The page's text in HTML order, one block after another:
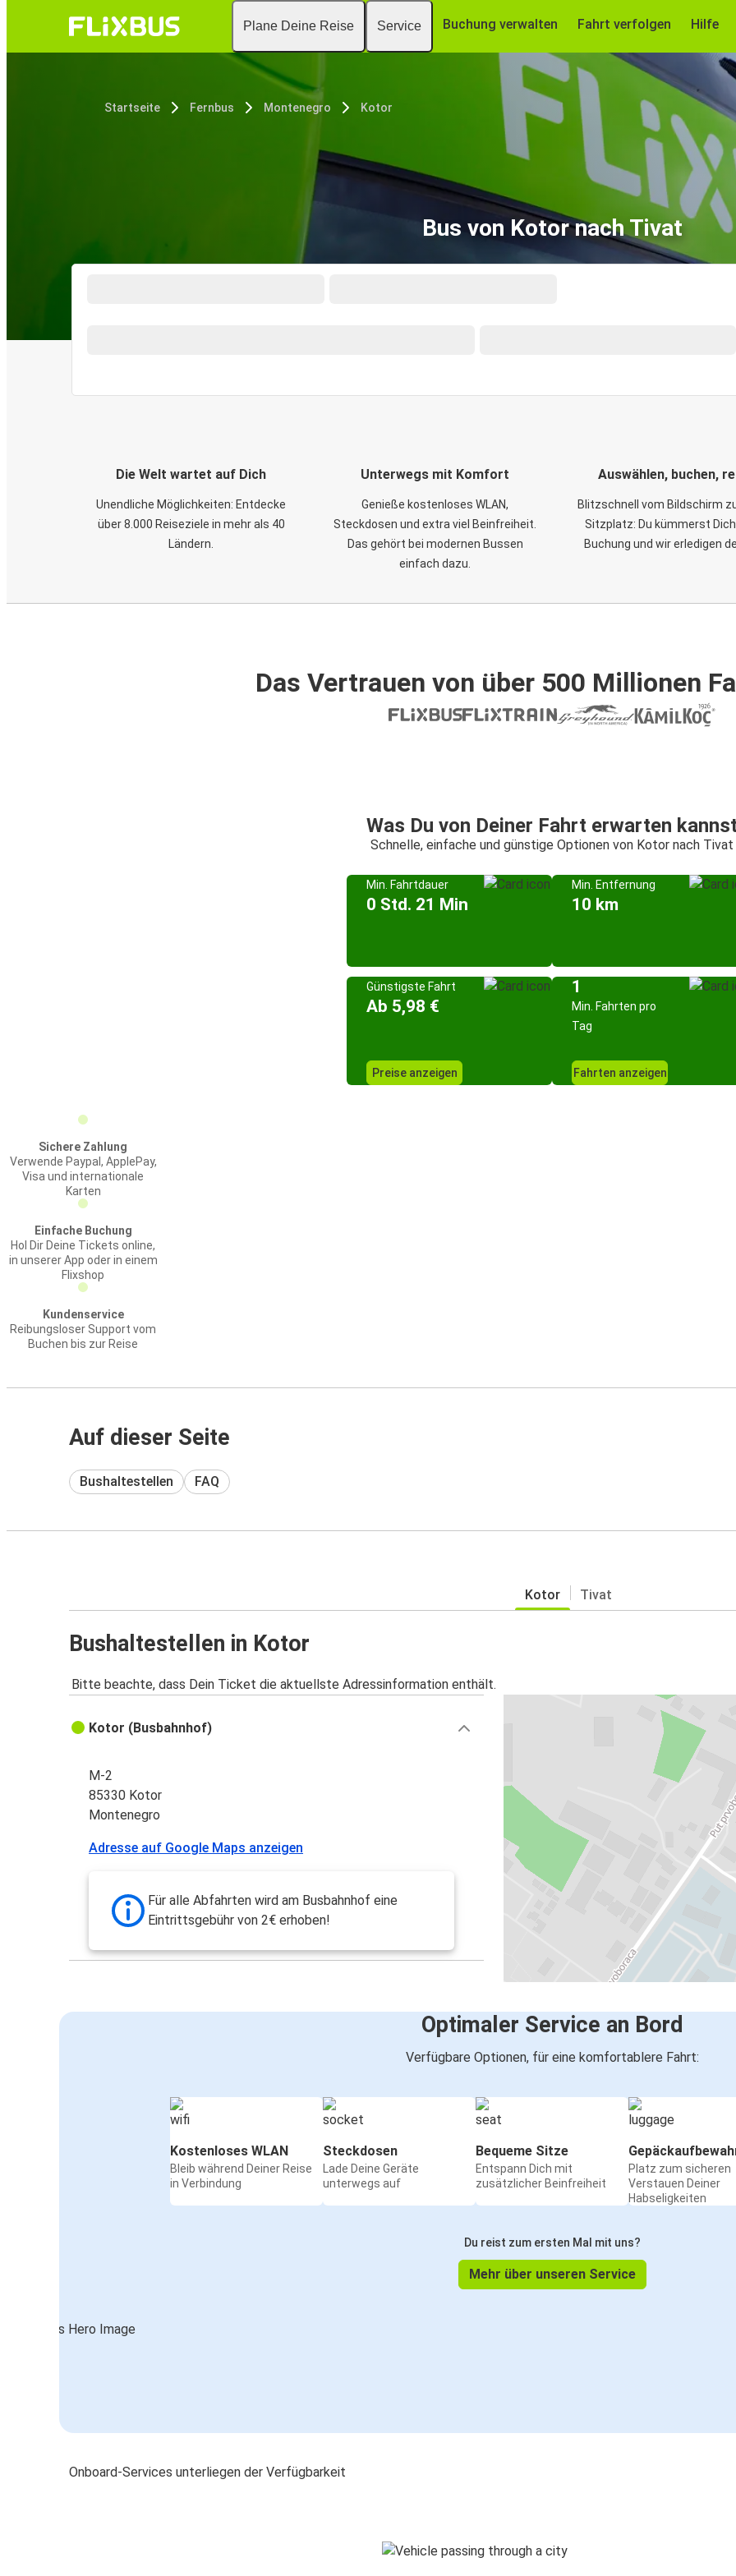
Plane Deine Reise Service Buchung verwalten Fahrt verfolgen Hilfe
Startseite Fernbus Montenegro Kotor
Bus von Kotor nach Tivat
Die Welt wartet auf Dich
Unendliche Möglichkeiten: Entdecke
über 8.000 Reiseziele in mehr als 40
Ländern.
Unterwegs mit Komfort
Genieße kostenloses WLAN,
Steckdosen und extra viel Beinfreiheit.
Das gehört bei modernen Bussen
einfach dazu.
Auswählen, buchen,
Blitzschnell vom Bildschirm
Sitzplatz: Du kümmerst
Buchung und wir erledigen
Das Vertrauen von über 500 Millionen
Was Du von Deiner Fahrt erwarten
Schnelle, einfache und günstige Optionen von Kotor nach Tivat
Min. Fahrtdauer
0 Std. 21 Min
Min. Entfernung
10 km
Günstigste Fahrt
Ab 5,98 €
Preise anzeigen
1
Min. Fahrten pro
Tag
Fahrten anzeigen
Sichere Zahlung
Verwende Paypal, ApplePay,
Visa und internationale
Karten
Einfache Buchung
Hol Dir Deine Tickets online,
in unserer App oder in einem
Flixshop
Kundenservice
Reibungsloser Support vom
Buchen bis zur Reise
Auf dieser Seite
Bushaltestellen FAQ
Kotor Tivat
Bushaltestellen in Kotor
Bitte beachte, dass Dein Ticket die aktuellste Adressinformation enthält.
Kotor (Busbahnhof)
M-2
85330 Kotor
Montenegro
Adresse auf Google Maps anzeigen
Für alle Abfahrten wird am Busbahnhof eine
Eintrittsgebühr von 2€ erhoben!
Optimaler Service an Bord
Verfügbare Optionen, für eine komfortablere Fahrt:
Kostenloses WLAN
Bleib während Deiner Reise
in Verbindung
Steckdosen
Lade Deine Geräte
unterwegs auf
Bequeme Sitze
Entspann Dich mit
zusätzlicher Beinfreiheit
Platz zum sicheren
Verstauen Deiner
Habseligkeiten
Du reist zum ersten Mal mit uns?
Mehr über unseren Service
Onboard-Services unterliegen der Verfügbarkeit